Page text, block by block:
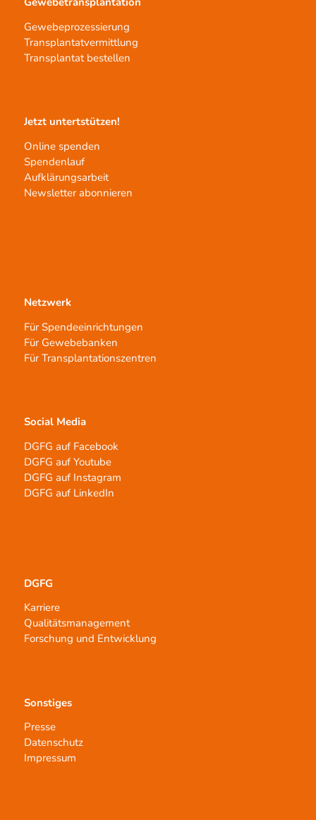
Gewebeprozessierung
Transplantatvermittlung
Transplantat bestellen
Jetzt untertstützen!
Online spenden
Spendenlauf
Aufklärungsarbeit
Newsletter abonnieren
Netzwerk
Für Spendeeinrichtungen
Für Gewebebanken
Für Transplantationszentren
Social Media
DGFG auf Facebook
DGFG auf Youtube
DGFG auf Instagram
DGFG auf LinkedIn
DGFG
Karriere
Qualitätsmanagement
Forschung und Entwicklung
Sonstiges
Presse
Datenschutz
Impressum